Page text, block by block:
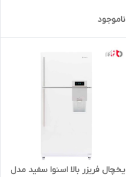
ناموجود
یخچال فریزر بالا اسنوا سفید مدل